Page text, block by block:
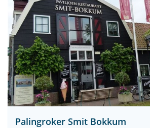
Palingroker Smit Bokkum